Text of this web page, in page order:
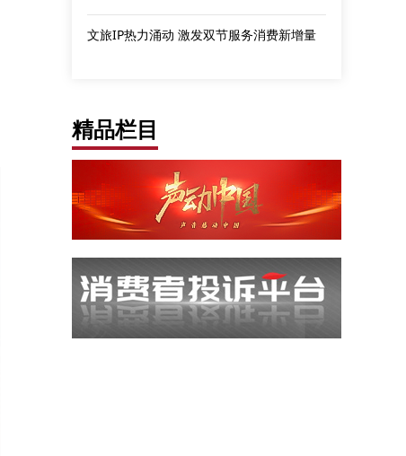
文旅IP热力涌动 激发双节服务消费新增量
精品栏目